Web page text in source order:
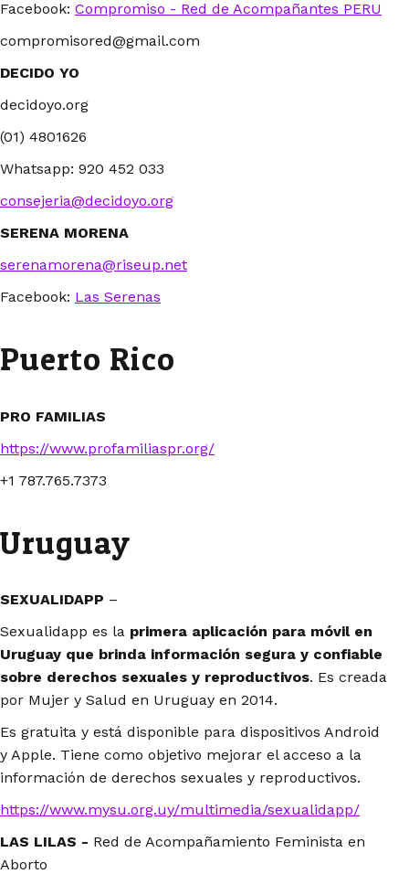
Facebook: Compromiso - Red de Acompañantes PERU
compromisored@gmail.com
DECIDO YO
decidoyo.org
(01) 4801626
Whatsapp: 920 452 033
consejeria@decidoyo.org
SERENA MORENA
serenamorena@riseup.net
Facebook: Las Serenas
Puerto Rico
PRO FAMILIAS
https://www.profamiliaspr.org/
+1 787.765.7373
Uruguay
SEXUALIDAPP –
Sexualidapp es la primera aplicación para móvil en
Uruguay que brinda información segura y confiable
sobre derechos sexuales y reproductivos. Es creada
por Mujer y Salud en Uruguay en 2014.
Es gratuita y está disponible para dispositivos Android
y Apple. Tiene como objetivo mejorar el acceso a la
información de derechos sexuales y reproductivos.
https://www.mysu.org.uy/multimedia/sexualidapp/
LAS LILAS - Red de Acompañamiento Feminista en
Aborto